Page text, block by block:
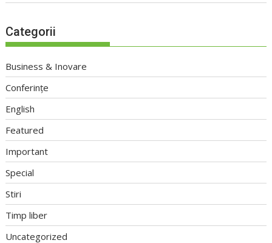
Categorii
Business & Inovare
Conferințe
English
Featured
Important
Special
Stiri
Timp liber
Uncategorized